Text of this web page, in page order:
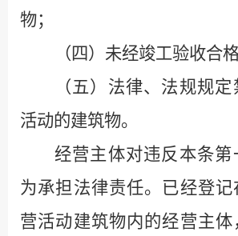
物；
（四）未经竣工验收合
（五）法律、法规规
活动的建筑物。
经营主体对违反本条
为承担法律责任。已经登
营活动建筑物内的经营主